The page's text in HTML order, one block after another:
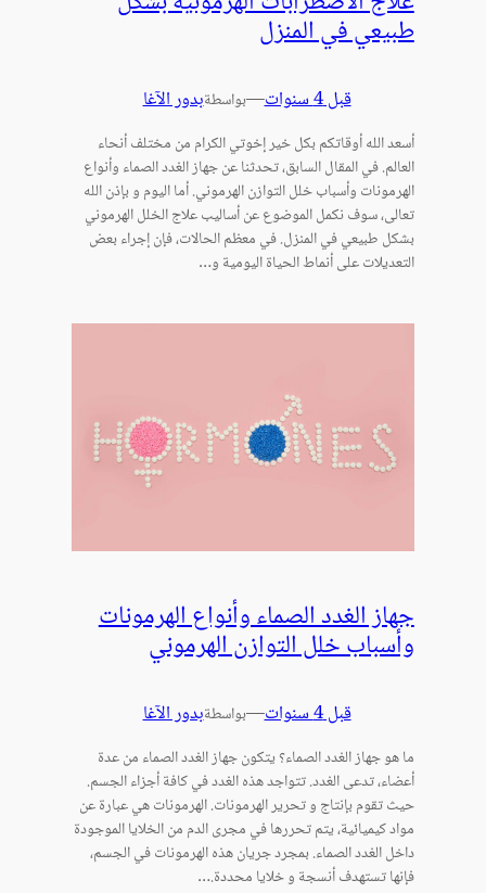
طبيعي في المنزل
قبل 4 سنوات —بواسطةبدور الآغا
أسعد الله أوقاتكم بكل خير إخوتي الكرام من مختلف أنحاء
العالم. في المقال السابق، تحدثنا عن جهاز الغدد الصماء وأنواع
الهرمونات وأسباب خلل التوازن الهرموني. أما اليوم و بإذن الله
تعالى، سوف نكمل الموضوع عن أساليب علاج الخلل الهرموني
بشكل طبيعي في المنزل. في معظم الحالات، فإن إجراء بعض
التعديلات على أنماط الحياة اليومية و…
جهاز الغدد الصماء وأنواع الهرمونات
وأسباب خلل التوازن الهرموني
قبل 4 سنوات —بواسطةبدور الآغا
ما هو جهاز الغدد الصماء؟ يتكون جهاز الغدد الصماء من عدة
أعضاء، تدعى الغدد. تتواجد هذه الغدد في كافة أجزاء الجسم.
حيث تقوم بإنتاج و تحرير الهرمونات. الهرمونات هي عبارة عن
مواد كيميائية، يتم تحررها في مجرى الدم من الخلايا الموجودة
داخل الغدد الصماء. بمجرد جريان هذه الهرمونات في الجسم،
فإنها تستهدف أنسجة و خلايا محددة.…